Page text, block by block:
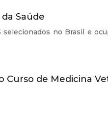
Saúde
no Brasil e
Curso de Medicina